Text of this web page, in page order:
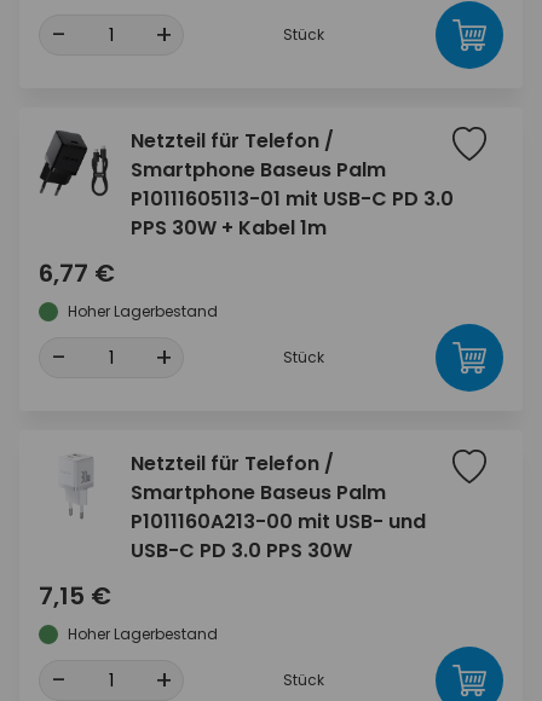
- + Stück
Netzteil für Telefon /
Smartphone Baseus Palm
P10111605113-01 mit USB-C PD 3.0
PPS 30W + Kabel 1m
6,77 €
Hoher Lagerbestand
- + Stück
Netzteil für Telefon /
Smartphone Baseus Palm
P1011160A213-00 mit USB- und
USB-C PD 3.0 PPS 30W
7,15 €
Hoher Lagerbestand
- + Stück